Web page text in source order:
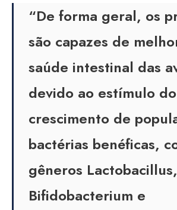
“De forma geral, os
são capazes de
saúde intestinal das
devido ao estímulo do
crescimento de
bactérias benéficas,
gêneros Lactobacillus,
Bifidobacterium e